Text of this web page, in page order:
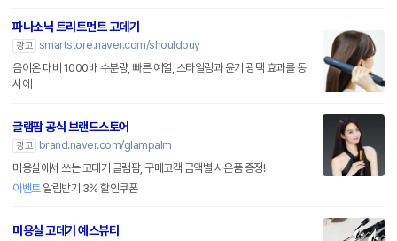
파나소닉 트리트먼트 고데기
광고 smartstore.naver.com/shouldbuy
음이온 대비 1000배 수분량, 빠른 예열, 스타일링과 윤기 광택 효과를 동
시에
글램팜 공식 브랜드스토어
광고
brand.naver.com/glampalm
미용실에서 쓰는 고데기 글램팜, 구매고객 금액별 사은품 증정!
이벤트알림받기 3% 할인쿠폰
미용실 고데기 예스뷰티